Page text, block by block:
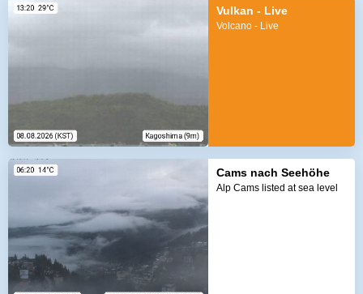
Vulkan - Live
Volcano - Live
Cams nach Seehöhe
Alp Cams listed at sea level